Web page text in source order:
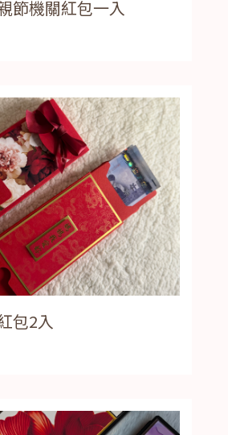
節機關紅包一入
包2入